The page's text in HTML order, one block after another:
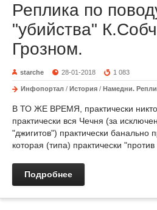
Реплика по
"убийства"
Грозном.
starche 28-01-2018 1 083
Инфопортал / История / Намедни.
В ТО ЖЕ ВРЕМЯ, практически
практически вся Чечня (за
"джигитов") практически банально
которая (типа) практически "против
Подробнее